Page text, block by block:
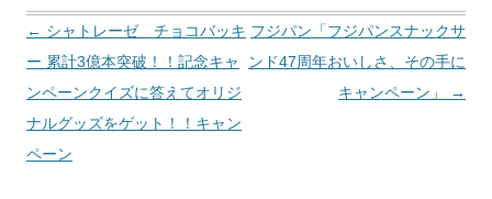
投
稿
ナ
ビ
ゲ
← シャトレーゼ チョコバッキ
ー 累計3億本突破！！記念キャ
ンペーンクイズに答えてオリジ
ナルグッズをゲット！！キャン
ペーン
フジパン「フジパンスナックサ
ンド47周年おいしさ、その手に
キャンペーン」
→